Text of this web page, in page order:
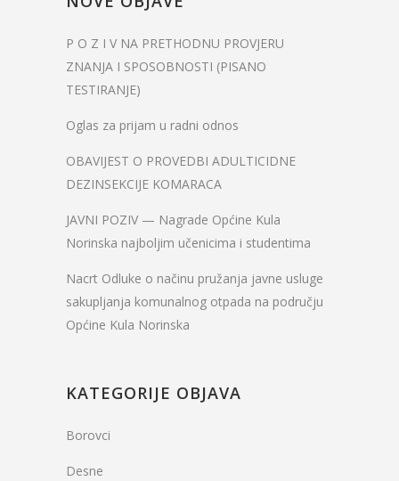
P O Z I V NA PRETHODNU PROVJERU
ZNANJA I SPOSOBNOSTI (PISANO
TESTIRANJE)
Oglas za prijam u radni odnos
OBAVIJEST O PROVEDBI ADULTICIDNE
DEZINSEKCIJE KOMARACA
JAVNI POZIV — Nagrade Općine Kula
Norinska najboljim učenicima i studentima
Nacrt Odluke o načinu pružanja javne usluge
sakupljanja komunalnog otpada na području
Općine Kula Norinska
KATEGORIJE OBJAVA
Borovci
Desne